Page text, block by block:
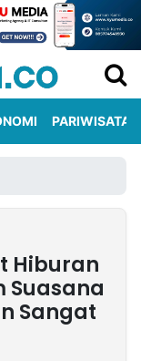
PARIWISATA
Hiburan
Suasana
Sangat